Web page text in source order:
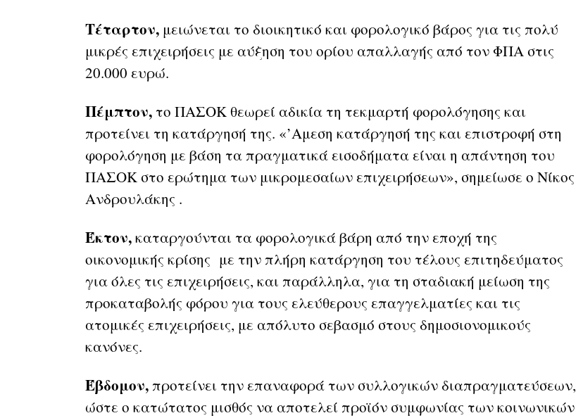
Τέταρτον,μειώνεται το διοικητικό και φορολογικό βάρος για τις πολύ
μικρές επιχειρήσεις με αύξηση του ορίου απαλλαγής από τον ΦΠΑ στις
20.000 ευρώ.
Πέμπτον,το ΠΑΣΟΚ θεωρεί αδικία τη τεκμαρτή φορολόγησης και
προτείνει τη κατάργησή της. «’Αμεση κατάργησή της και επιστροφή στη
φορολόγηση με βάση τα πραγματικά εισοδήματα είναι η απάντηση του
ΠΑΣΟΚ στο ερώτημα των μικρομεσαίων επιχειρήσεων», σημείωσε ο Νίκος
Ανδρουλάκης .
Έκτον,καταργούνται τα φορολογικά βάρη από την εποχή της
οικονομικής κρίσης με την πλήρη κατάργηση του τέλους επιτηδεύματος
για όλες τις επιχειρήσεις, και παράλληλα, για τη σταδιακή μείωση της
προκαταβολής φόρου για τους ελεύθερους επαγγελματίες και τις
ατομικές επιχειρήσεις, με απόλυτο σεβασμό στους δημοσιονομικούς
κανόνες.
Έβδομον,προτείνει την επαναφορά των συλλογικών διαπραγματεύσεων,
ώστε ο κατώτατος μισθός να αποτελεί προϊόν συμφωνίας των κοινωνικών